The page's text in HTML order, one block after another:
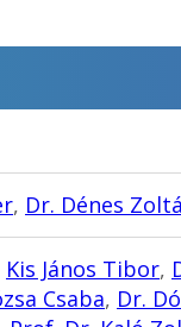
, Dr. Dénes
Kis János Tibor,
Csaba, Dr.